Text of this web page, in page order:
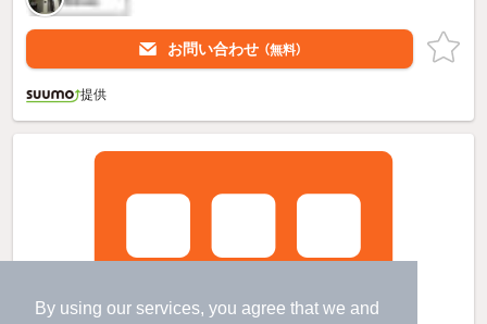
By using our services, you agree that we and
お問い合わせ （無料）
提供